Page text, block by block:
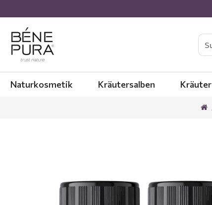
Naturkosmetik Kräutersalben Kräuter